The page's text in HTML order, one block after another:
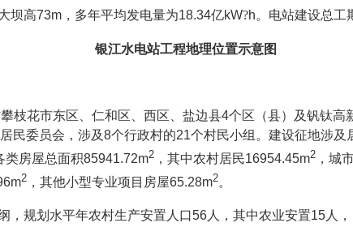
坝高73m ，多年平均发电量为18.34亿kW?h。电站建设总工
银江水电站工程地理位置示意图
枝花市东区、仁和区、西区、盐边县4个区（县）及钒钛高
民委员会，涉及8个行政村的21个村民小组。建设征地涉及
类房屋总面积85941.72m2 ，其中农村居民16954.45m2 ，城
2 ，其他小型专业项目房屋65.28m2。
，规划水平年农村生产安置人口56 人，其中农业安置15 人 ，